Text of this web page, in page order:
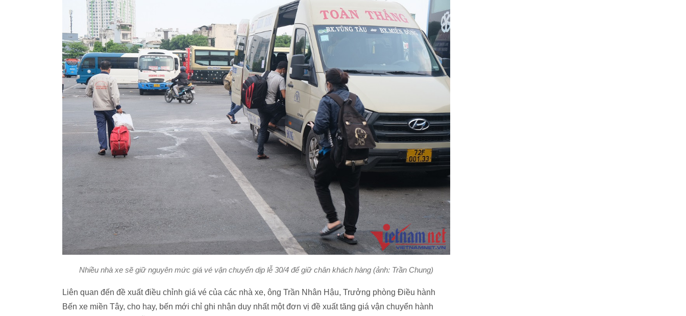
Nhiều nhà xe sẽ giữ nguyên mức giá vé vận chuyển dịp lễ 30/4 để giữ chân khách hàng (ảnh: Trần Chung)
Liên quan đến đề xuất điều chỉnh giá vé của các nhà xe, ông Trần Nhân Hậu, Trưởng phòng Điều hành
Bến xe miền Tây, cho hay, bến mới chỉ ghi nhận duy nhất một đơn vị đề xuất tăng giá vận chuyển hành